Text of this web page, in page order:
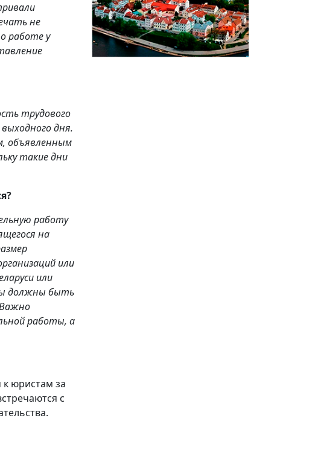
не
работе у
трудового
дня.
объявленным
такие дни
работу
на
или
или
должны быть
Важно
работы, а
юристам за
с